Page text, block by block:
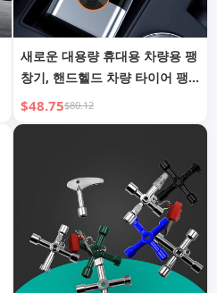
새로운 대용량 휴대용 차량용 팽
창기, 핸드헬드 차량 타이어 팽
창기, 무선 디지털 타이어 팽창
기
$48.75$80.12